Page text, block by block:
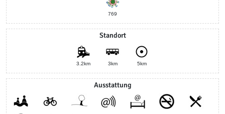
769
Standort
3.2km 3km 5km
Ausstattung